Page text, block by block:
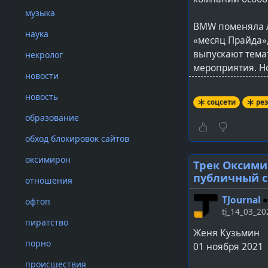
музыка
наука
некролог
новости
новость
образование
обход блокировок сайтов
оксимирон
отношения
офтоп
пиратство
порно
происшествия
пропаганды
продолжать
радости».
Момент с
другие цвета.
В соцсетях
территории
#резонанс#
BMW поменяла
«месяц
выпускают
мероприятия.
проводятся
В начале июня
издателя
негативную
BMW обновил
для ЛГБТ-
посетители
считается
соцсети
Трек
публичный
TJournal
Женя Кузьмин
01 ноября 2021